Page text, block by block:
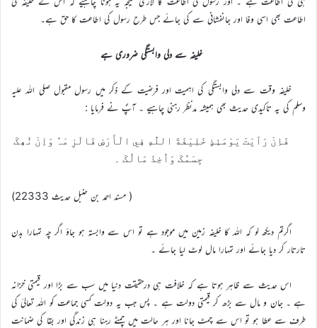
اطاعت بھی اسی وفا اور جانفشانی سے کی جائے جس طرح رسول کی اطاعت کا حق ہے۔
خلیفہ سے دلی وابستگی ضروری ہے
خلیفہ وقت سے دلی وابستگی کی اہمیت اور فرضیت کے ذکر میں رسول مقبول صلی الله علیہ
وسلم کی یہ تاکیدی حدیث بھی ہمیشہ مدنظر رہنی چاہیے ۔ آپؐ نے فرمایا :
فَاِنْ رَاَيْتَ يَوْمَئِذٍ خَلِيْفَةَ اللّٰهِ فِي الْأَرْضِ فَالْزِ مْہُ وَاِنْ نُھِکَ
جِسْمُکَ وَاُخِذَ مَالُکَ ۔
( مسند احمد بن حنبل حديث 22333)
اگرتم دیکھ لو کہ اللہ کا خلیفه زمین میں موجود ہے تو اس سے وابستہ ہو جاؤ اگر چہ تمہارا بدن
تارتار کر دیا جائے اور تمہارا مال لوٹ لیا جائے ۔
اس حدیث سے ظاہر ہوتا ہے کہ خلافت ہی درحقیقت دنیا میں سب سے بڑا اور قیمتی خزانہ
ہے ۔ جان و مال سے بڑھ کر قیمتی دولت ہے ۔ پس جب یہ دولت کسی جماعت کو الله تعالیٰ کی
طرف سے عطا ہو تو اس سے چمٹ جانا اور ہر حالت میں چمٹے رہنا ہی زندگی اور بقا کی ضمانت